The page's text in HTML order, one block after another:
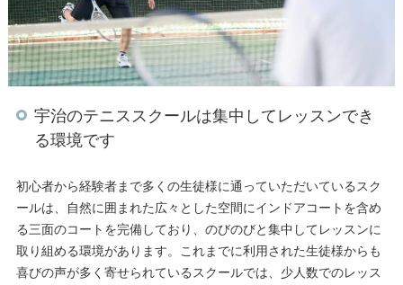
宇治のテニススクールは集中してレッスンでき
る環境です
初心者から経験者まで多くの生徒様に通っていただいているスク
ールは、自然に囲まれた広々とした空間にインドアコートを含め
る三面のコートを完備しており、のびのびと集中してレッスンに
取り組める環境があります。これまでに利用された生徒様からも
喜びの声が多く寄せられているスクールでは、少人数でのレッス